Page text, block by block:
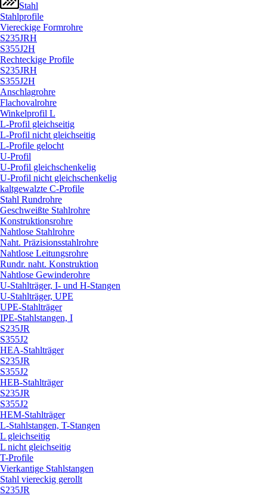
Stahl
Stahlprofile
Viereckige Formrohre
S235JRH
S355J2H
Rechteckige Profile
S235JRH
S355J2H
Anschlagrohre
Flachovalrohre
Winkelprofil L
L-Profil gleichseitig
L-Profil nicht gleichseitig
L-Profile gelocht
U-Profil
U-Profil gleichschenkelig
U-Profil nicht gleichschenkelig
kaltgewalzte C-Profile
Stahl Rundrohre
Geschweißte Stahlrohre
Konstruktionsrohre
Nahtlose Stahlrohre
Naht. Präzisionsstahlrohre
Nahtlose Leitungsrohre
Rundr. naht. Konstruktion
Nahtlose Gewinderohre
U-Stahlträger, I- und H-Stangen
U-Stahlträger, UPE
UPE-Stahlträger
IPE-Stahlstangen, I
S235JR
S355J2
HEA-Stahlträger
S235JR
S355J2
HEB-Stahlträger
S235JR
S355J2
HEM-Stahlträger
L-Stahlstangen, T-Stangen
L gleichseitig
L nicht gleichseitig
T-Profile
Vierkantige Stahlstangen
Stahl viereckig gerollt
S235JR